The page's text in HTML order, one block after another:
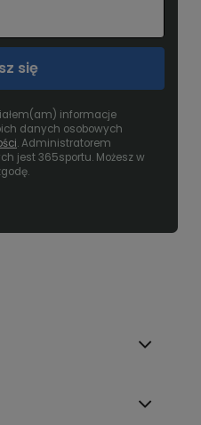
się
informacje
danych osobowych
. Administratorem
jest 365sportu. Możesz w